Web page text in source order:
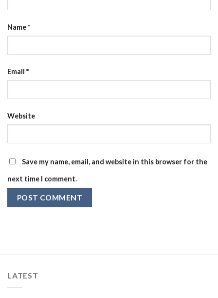
Name*
Email *
Website
Save my name, email, and website in this browser for the
next time I comment.
LATEST